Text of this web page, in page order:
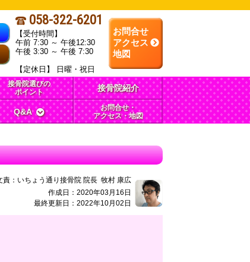
058-322-6201
【受付時間】
午前 7:30 ～ 午後12:30
午後 3:30 ～ 午後 7:30
【定休日】 日曜・祝日
お問合せ
アクセス
地図
接骨院選びの
ポイント
接骨院紹介
Q&A
お問合せ・
アクセス・地図
責： いちょう通り接骨院 院長 牧村 康広
作成日：2020年03月16日
最終更新日：2022年10月02日